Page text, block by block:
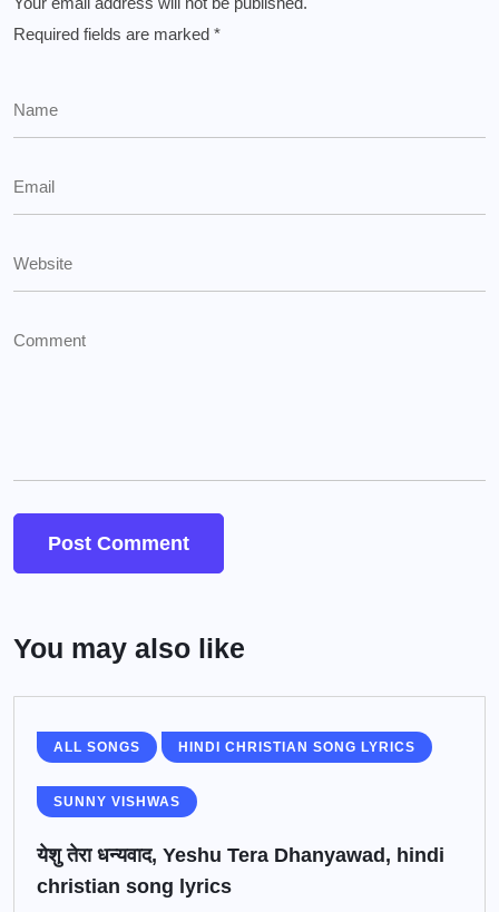
Required fields are marked *
You may also like
ALL SONGS HINDI CHRISTIAN SONG LYRICS
SUNNY VISHWAS
येशु तेरा धन्यवाद, Yeshu Tera Dhanyawad, hindi
christian song lyrics